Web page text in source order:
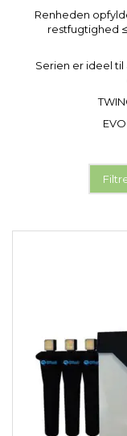
Renheden
restfugtighed
Serien er ideel